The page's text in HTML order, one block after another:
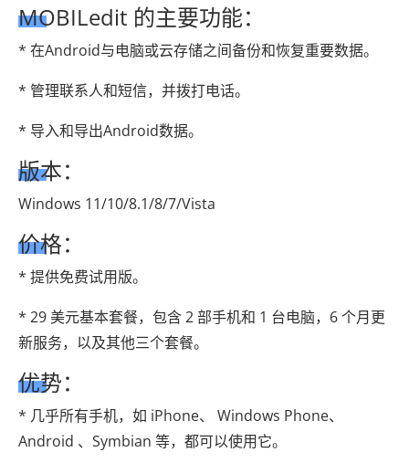
MOBILedit 的主要功能：
* 在Android与电脑或云存储之间备份和恢复重要数据。
* 管理联系人和短信，并拨打电话。
* 导入和导出Android数据。
版本：
Windows 11/10/8.1/8/7/Vista
价格：
* 提供免费试用版。
* 29 美元基本套餐，包含 2 部手机和 1 台电脑，6 个月更
新服务，以及其他三个套餐。
优势：
* 几乎所有手机，如 iPhone、 Windows Phone、
Android 、Symbian 等，都可以使用它。